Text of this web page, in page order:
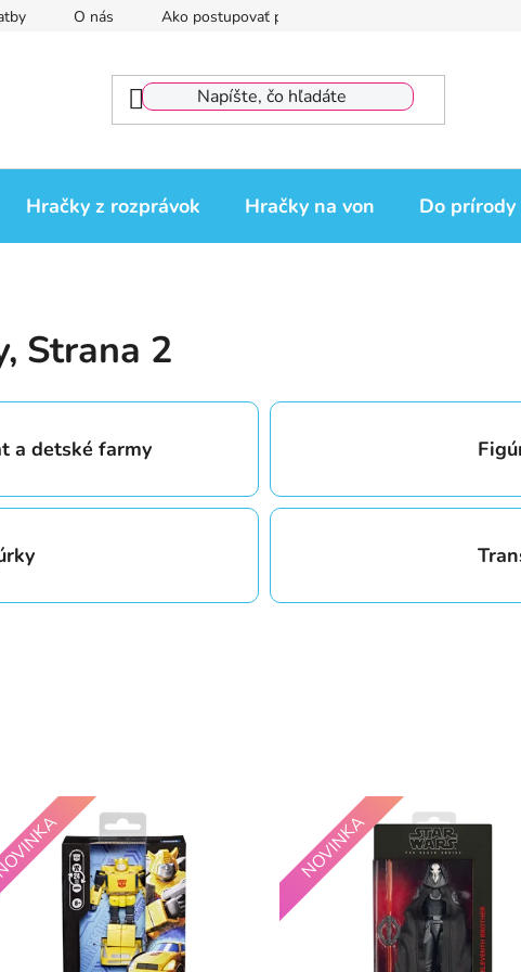
O nás Ako postupovať pri reklamácii
Hračky z rozprávok Hračky na von Do prírody
, Strana 2
a detské farmy
NOVINKA